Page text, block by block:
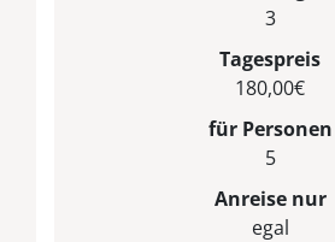
3
Tagespreis
180,00€
für Personen
5
Anreise nur
egal